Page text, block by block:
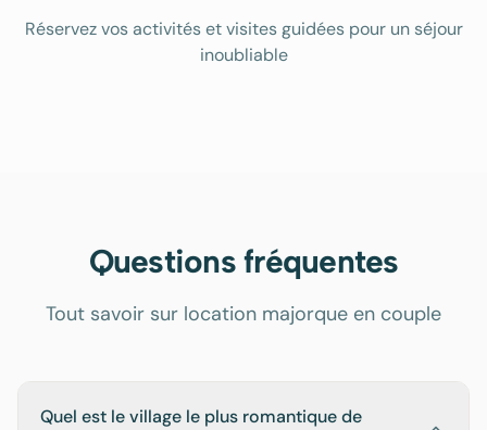
Réservez vos activités et visites guidées pour un séjour
inoubliable
Questions fréquentes
Tout savoir sur location majorque en couple
Quel est le village le plus romantique de